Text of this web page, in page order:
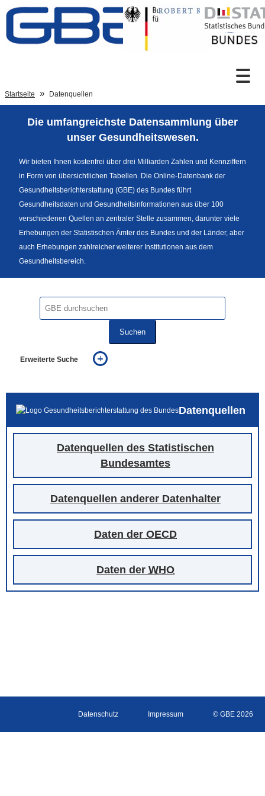
Zum Inhalt
Sprachumschaltung
Fußzeile
Startseite Datenquellen
Die umfangreichste Datensammlung über
unser Gesundheitswesen.
Wir bieten Ihnen kostenfrei über drei Milliarden Zahlen und Kennziffern
in Form von übersichtlichen Tabellen. Die Online-Datenbank der
Gesundheitsberichterstattung (GBE) des Bundes führt
Gesundheitsdaten und Gesundheitsinformationen aus über 100
verschiedenen Quellen an zentraler Stelle zusammen, darunter viele
Erhebungen der Statistischen Ämter des Bundes und der Länder, aber
auch Erhebungen zahlreicher weiterer Institutionen aus dem
Gesundheitsbereich.
Suchen
Erweiterte Suche
auch in allen Texten suchen (Volltextsuche)
auch ähnlich geschriebenes einbeziehen
Datenquellen
Datenquellen des Statistischen
Bundesamtes
Datenquellen anderer Datenhalter
Daten der OECD
Daten der WHO
Datenschutz Impressum © GBE 2026